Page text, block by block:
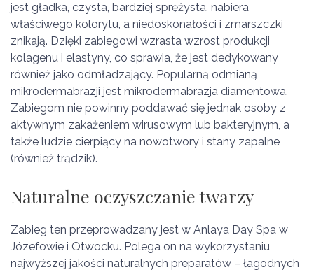
jest gładka, czysta, bardziej sprężysta, nabiera
właściwego kolorytu, a niedoskonałości i zmarszczki
znikają. Dzięki zabiegowi wzrasta wzrost produkcji
kolagenu i elastyny, co sprawia, że jest dedykowany
również jako odmładzający. Popularną odmianą
mikrodermabrazji jest mikrodermabrazja diamentowa.
Zabiegom nie powinny poddawać się jednak osoby z
aktywnym zakażeniem wirusowym lub bakteryjnym, a
także ludzie cierpiący na nowotwory i stany zapalne
(również trądzik).
Naturalne oczyszczanie twarzy
Zabieg ten przeprowadzany jest w Anlaya Day Spa w
Józefowie i Otwocku. Polega on na wykorzystaniu
najwyższej jakości naturalnych preparatów – łagodnych